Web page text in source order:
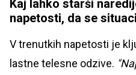
Kaj lahko starši
napetosti, da se
V trenutkih napetosti je
lastne telesne odzive.